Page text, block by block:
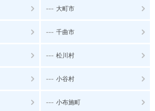
--- 大町市
--- 千曲市
--- 松川村
--- 小谷村
--- 小布施町